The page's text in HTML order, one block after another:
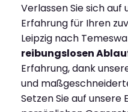
Verlassen Sie sich
Erfahrung für Ihren
Leipzig nach
reibungslosen
Erfahrung, dank
und
Setzen Sie auf unsere